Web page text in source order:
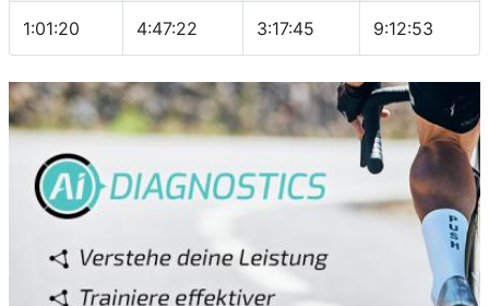
1:01:20 4:47:22 3:17:45 9:12:53